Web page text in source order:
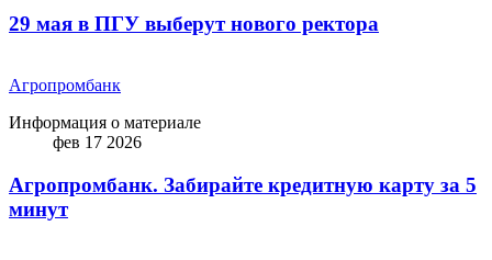
29 мая в ПГУ выберут нового ректора
Агропромбанк
Информация о материале
фев 17 2026
Агропромбанк. Забирайте кредитную карту за 5
минут